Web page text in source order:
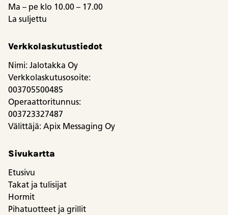
Ma – pe klo 10.00 – 17.00
La suljettu
Verkkolaskutustiedot
Nimi: Jalotakka Oy
Verkkolaskutusosoite:
003705500485
Operaattoritunnus:
003723327487
Välittäjä: Apix Messaging Oy
Sivukartta
Etusivu
Takat ja tulisijat
Hormit
Pihatuotteet ja grillit